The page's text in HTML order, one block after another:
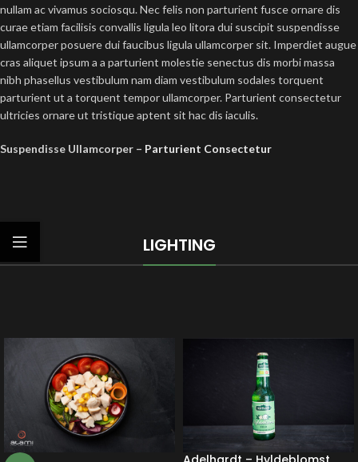
nullam ac vivamus sociosqu. Nec felis non parturient fusce ornare dis
curae etiam facilisis convallis ligula leo litora dui suscipit suspendisse
ullamcorper posuere dui faucibus ligula ullamcorper sit. Imperdiet augue
cras aliquet ipsum a a parturient molestie senectus dis morbi massa
nibh phasellus vestibulum nam diam vestibulum sodales torquent
parturient ut a torquent tempor ullamcorper. Parturient consectetur
ultricies ornare ut tristique aptent sit hac dis iaculis.
Suspendisse Ullamcorper – Parturient Consectetur
LIGHTING